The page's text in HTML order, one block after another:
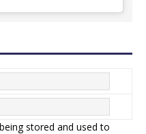
stored and used to